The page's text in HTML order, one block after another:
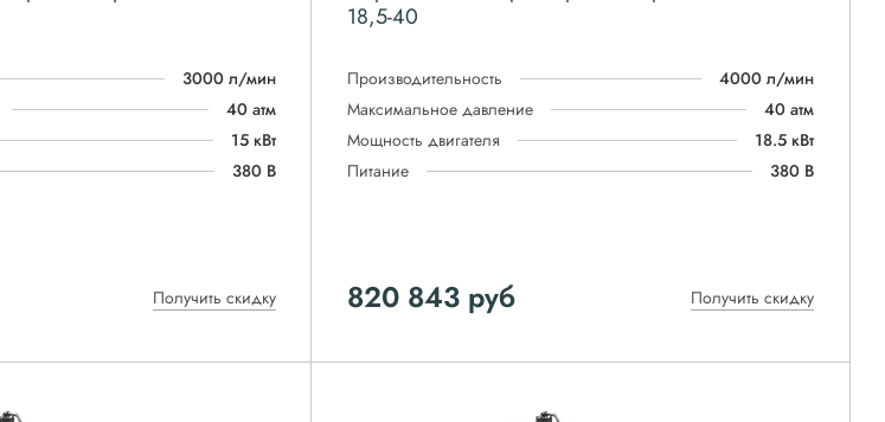
3000 л/мин
40 атм
15 кВт
380 В
Получить скидку
18,5-40
Производительность
4000 л/мин
Максимальное давление
40 атм
Мощность двигателя
18.5 кВт
Питание
380 В
820 843руб Получить скидку